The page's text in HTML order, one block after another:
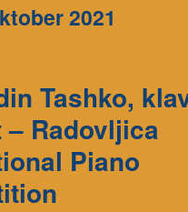
2021
Tashko,
Radovljica
Piano